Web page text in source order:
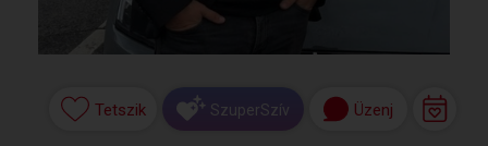
Tetszik SzuperSzív Üzenj